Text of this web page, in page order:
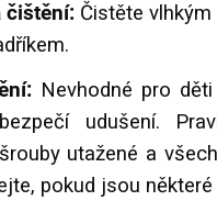
čištění: Čistěte
Nevhodné pro
udušení.
utažené a
pokud jsou